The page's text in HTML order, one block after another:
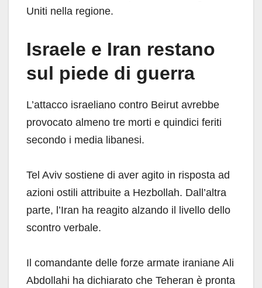
Uniti nella regione.
Israele e Iran restano
sul piede di guerra
L’attacco israeliano contro Beirut avrebbe
provocato almeno tre morti e quindici feriti
secondo i media libanesi.
Tel Aviv sostiene di aver agito in risposta ad
azioni ostili attribuite a Hezbollah. Dall’altra
parte, l’Iran ha reagito alzando il livello dello
scontro verbale.
Il comandante delle forze armate iraniane Ali
Abdollahi ha dichiarato che Teheran è pronta